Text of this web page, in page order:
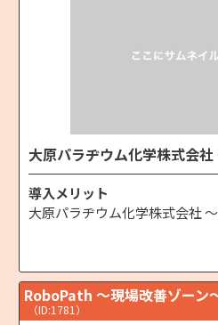
大原パラヂウム化学株式会
導入メリット
大原パラヂウム化学株式会社
RoboPath ～現場改善ゾーン
（ID:1781）